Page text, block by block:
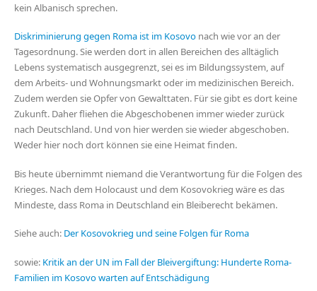
kein Albanisch sprechen.
Diskriminierung gegen Roma ist im Kosovo nach wie vor an der
Tagesordnung. Sie werden dort in allen Bereichen des alltäglich
Lebens systematisch ausgegrenzt, sei es im Bildungssystem, auf
dem Arbeits- und Wohnungsmarkt oder im medizinischen Bereich.
Zudem werden sie Opfer von Gewalttaten. Für sie gibt es dort keine
Zukunft. Daher fliehen die Abgeschobenen immer wieder zurück
nach Deutschland. Und von hier werden sie wieder abgeschoben.
Weder hier noch dort können sie eine Heimat finden.
Bis heute übernimmt niemand die Verantwortung für die Folgen des
Krieges. Nach dem Holocaust und dem Kosovokrieg wäre es das
Mindeste, dass Roma in Deutschland ein Bleiberecht bekämen.
Siehe auch: Der Kosovokrieg und seine Folgen für Roma
sowie: Kritik an der UN im Fall der Bleivergiftung: Hunderte Roma-
Familien im Kosovo warten auf Entschädigung